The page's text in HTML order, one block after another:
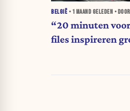
BELGIË • 1 MAAND GELEDEN •
“20 minuten
files inspireren